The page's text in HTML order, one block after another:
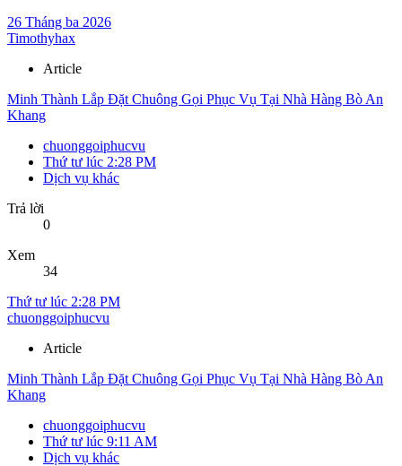
26 Tháng ba 2026
Timothyhax
Article
Minh Thành Lắp Đặt Chuông Gọi Phục Vụ Tại Nhà Hàng Bò An
Khang
chuonggoiphucvu
Thứ tư lúc 2:28 PM
Dịch vụ khác
Trả lời
0
Xem
34
Thứ tư lúc 2:28 PM
chuonggoiphucvu
Article
Minh Thành Lắp Đặt Chuông Gọi Phục Vụ Tại Nhà Hàng Bò An
Khang
chuonggoiphucvu
Thứ tư lúc 9:11 AM
Dịch vụ khác